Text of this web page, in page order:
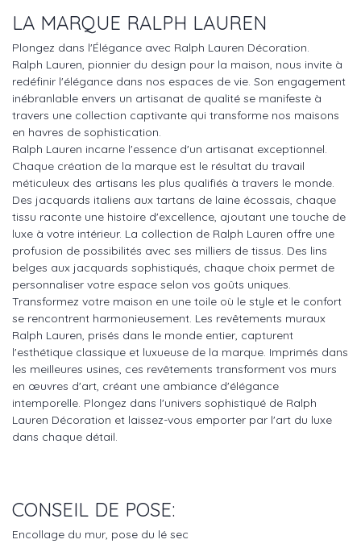
LA MARQUE RALPH LAUREN
Plongez dans l'Élégance avec Ralph Lauren Décoration.
Ralph Lauren, pionnier du design pour la maison, nous invite à
redéfinir l'élégance dans nos espaces de vie. Son engagement
inébranlable envers un artisanat de qualité se manifeste à
travers une collection captivante qui transforme nos maisons
en havres de sophistication.
Ralph Lauren incarne l'essence d'un artisanat exceptionnel.
Chaque création de la marque est le résultat du travail
méticuleux des artisans les plus qualifiés à travers le monde.
Des jacquards italiens aux tartans de laine écossais, chaque
tissu raconte une histoire d'excellence, ajoutant une touche de
luxe à votre intérieur. La collection de Ralph Lauren offre une
profusion de possibilités avec ses milliers de tissus. Des lins
belges aux jacquards sophistiqués, chaque choix permet de
personnaliser votre espace selon vos goûts uniques.
Transformez votre maison en une toile où le style et le confort
se rencontrent harmonieusement. Les revêtements muraux
Ralph Lauren, prisés dans le monde entier, capturent
l'esthétique classique et luxueuse de la marque. Imprimés dans
les meilleures usines, ces revêtements transforment vos murs
en œuvres d'art, créant une ambiance d'élégance
intemporelle. Plongez dans l'univers sophistiqué de Ralph
Lauren Décoration et laissez-vous emporter par l'art du luxe
dans chaque détail.
CONSEIL DE POSE:
Encollage du mur, pose du lé sec